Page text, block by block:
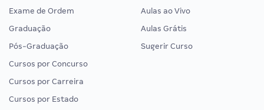
Exame de Ordem
Graduação
Pós-Graduação
Cursos por Concurso
Cursos por Carreira
Cursos por Estado
Aulas ao Vivo
Aulas Grátis
Sugerir Curso